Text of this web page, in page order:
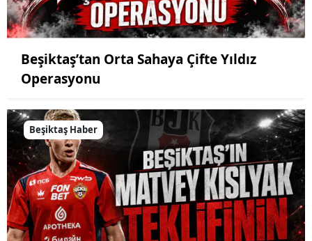
Beşiktaş’tan Orta Sahaya Çifte Yıldız
Operasyonu
Beşiktaş Haber